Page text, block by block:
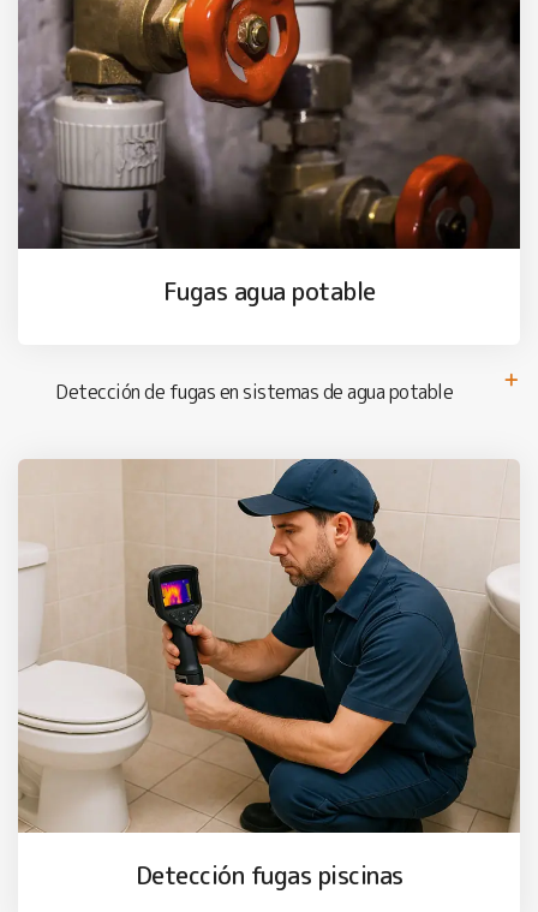
Fugas agua potable
Detección de fugas en sistemas de agua potable
Detección fugas piscinas